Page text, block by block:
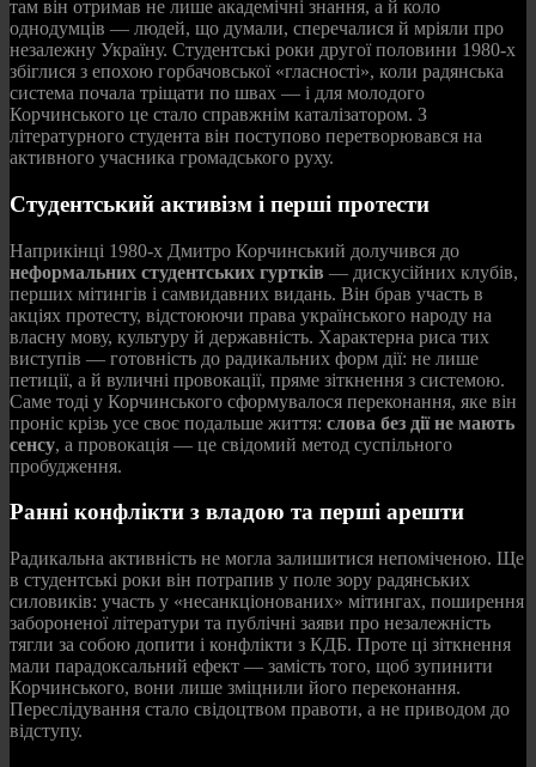
там він отримав не лише академічні знання, а й коло
однодумців — людей, що думали, сперечалися й мріяли про
незалежну Україну. Студентські роки другої половини 1980-х
збіглися з епохою горбачовської «гласності», коли радянська
система почала тріщати по швах — і для молодого
Корчинського це стало справжнім каталізатором. З
літературного студента він поступово перетворювався на
активного учасника громадського руху.
Студентський активізм і перші протести
Наприкінці 1980-х Дмитро Корчинський долучився до
неформальних студентських гуртків — дискусійних клубів,
перших мітингів і самвидавних видань. Він брав участь в
акціях протесту, відстоюючи права українського народу на
власну мову, культуру й державність. Характерна риса тих
виступів — готовність до радикальних форм дії: не лише
петиції, а й вуличні провокації, пряме зіткнення з системою.
Саме тоді у Корчинського сформувалося переконання, яке він
проніс крізь усе своє подальше життя: слова без дії не мають
сенсу, а провокація — це свідомий метод суспільного
пробудження.
Ранні конфлікти з владою та перші арешти
Радикальна активність не могла залишитися непоміченою. Ще
в студентські роки він потрапив у поле зору радянських
силовиків: участь у «несанкціонованих» мітингах, поширення
забороненої літератури та публічні заяви про незалежність
тягли за собою допити і конфлікти з КДБ. Проте ці зіткнення
мали парадоксальний ефект — замість того, щоб зупинити
Корчинського, вони лише зміцнили його переконання.
Переслідування стало свідоцтвом правоти, а не приводом до
відступу.